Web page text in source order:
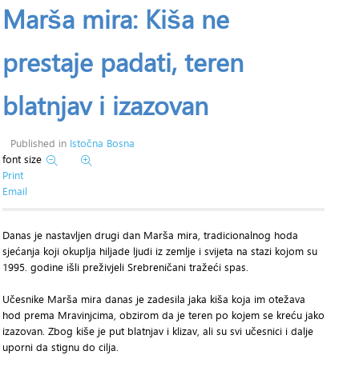
Marša mira: Kiša ne
prestaje padati, teren
blatnjav i izazovan
Published in Istočna Bosna
font size
Print
Email
Danas je nastavljen drugi dan Marša mira, tradicionalnog hoda
sjećanja koji okuplja hiljade ljudi iz zemlje i svijeta na stazi kojom su
1995. godine išli preživjeli Srebreničani tražeći spas.
Učesnike Marša mira danas je zadesila jaka kiša koja im otežava
hod prema Mravinjcima, obzirom da je teren po kojem se kreću jako
izazovan. Zbog kiše je put blatnjav i klizav, ali su svi učesnici i dalje
uporni da stignu do cilja.